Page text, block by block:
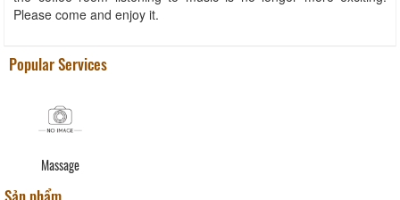
Please come and enjoy it.
Popular Services
Massage